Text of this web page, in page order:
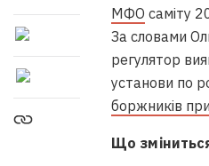
МФО саміту
За словами
регулятор
установи по
боржників
Що